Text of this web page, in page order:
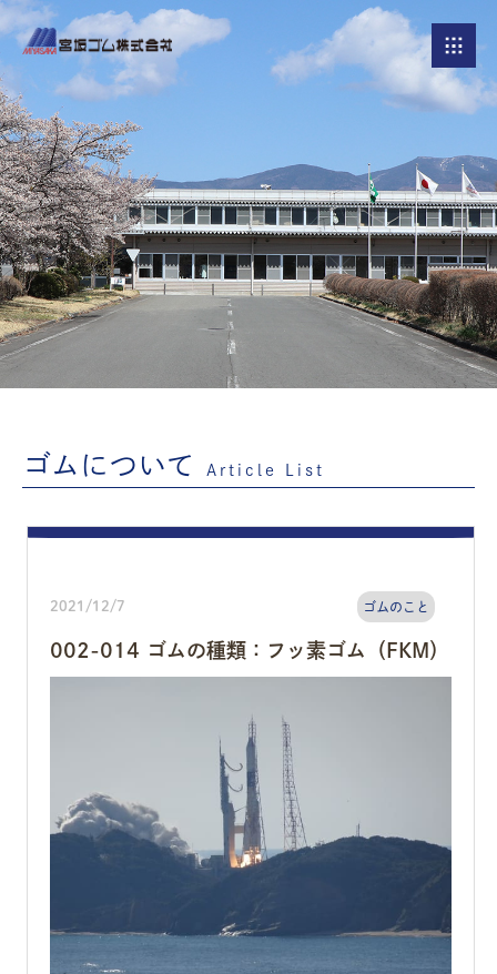
ゴムについて Article List
2021/12/7 ゴムのこと
002-014 ゴムの種類：フッ素ゴム（FKM）